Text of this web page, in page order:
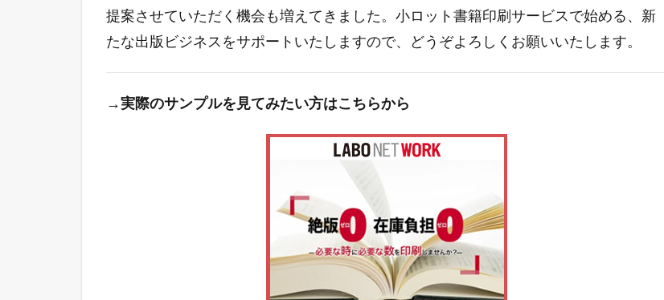
提案させていただく機会も増えてきました。小ロット書籍印刷サービスで始める、新
たな出版ビジネスをサポートいたしますので、どうぞよろしくお願いいたします。
→実際のサンプルを見てみたい方はこちらから